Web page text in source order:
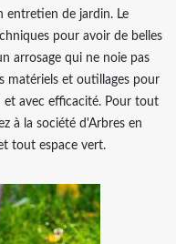
entretien de jardin. Le
pour avoir de belles
arrosage qui ne noie pas
matériels et outillages pour
et avec efficacité. Pour tout
à la société d'Arbres en
tout espace vert.